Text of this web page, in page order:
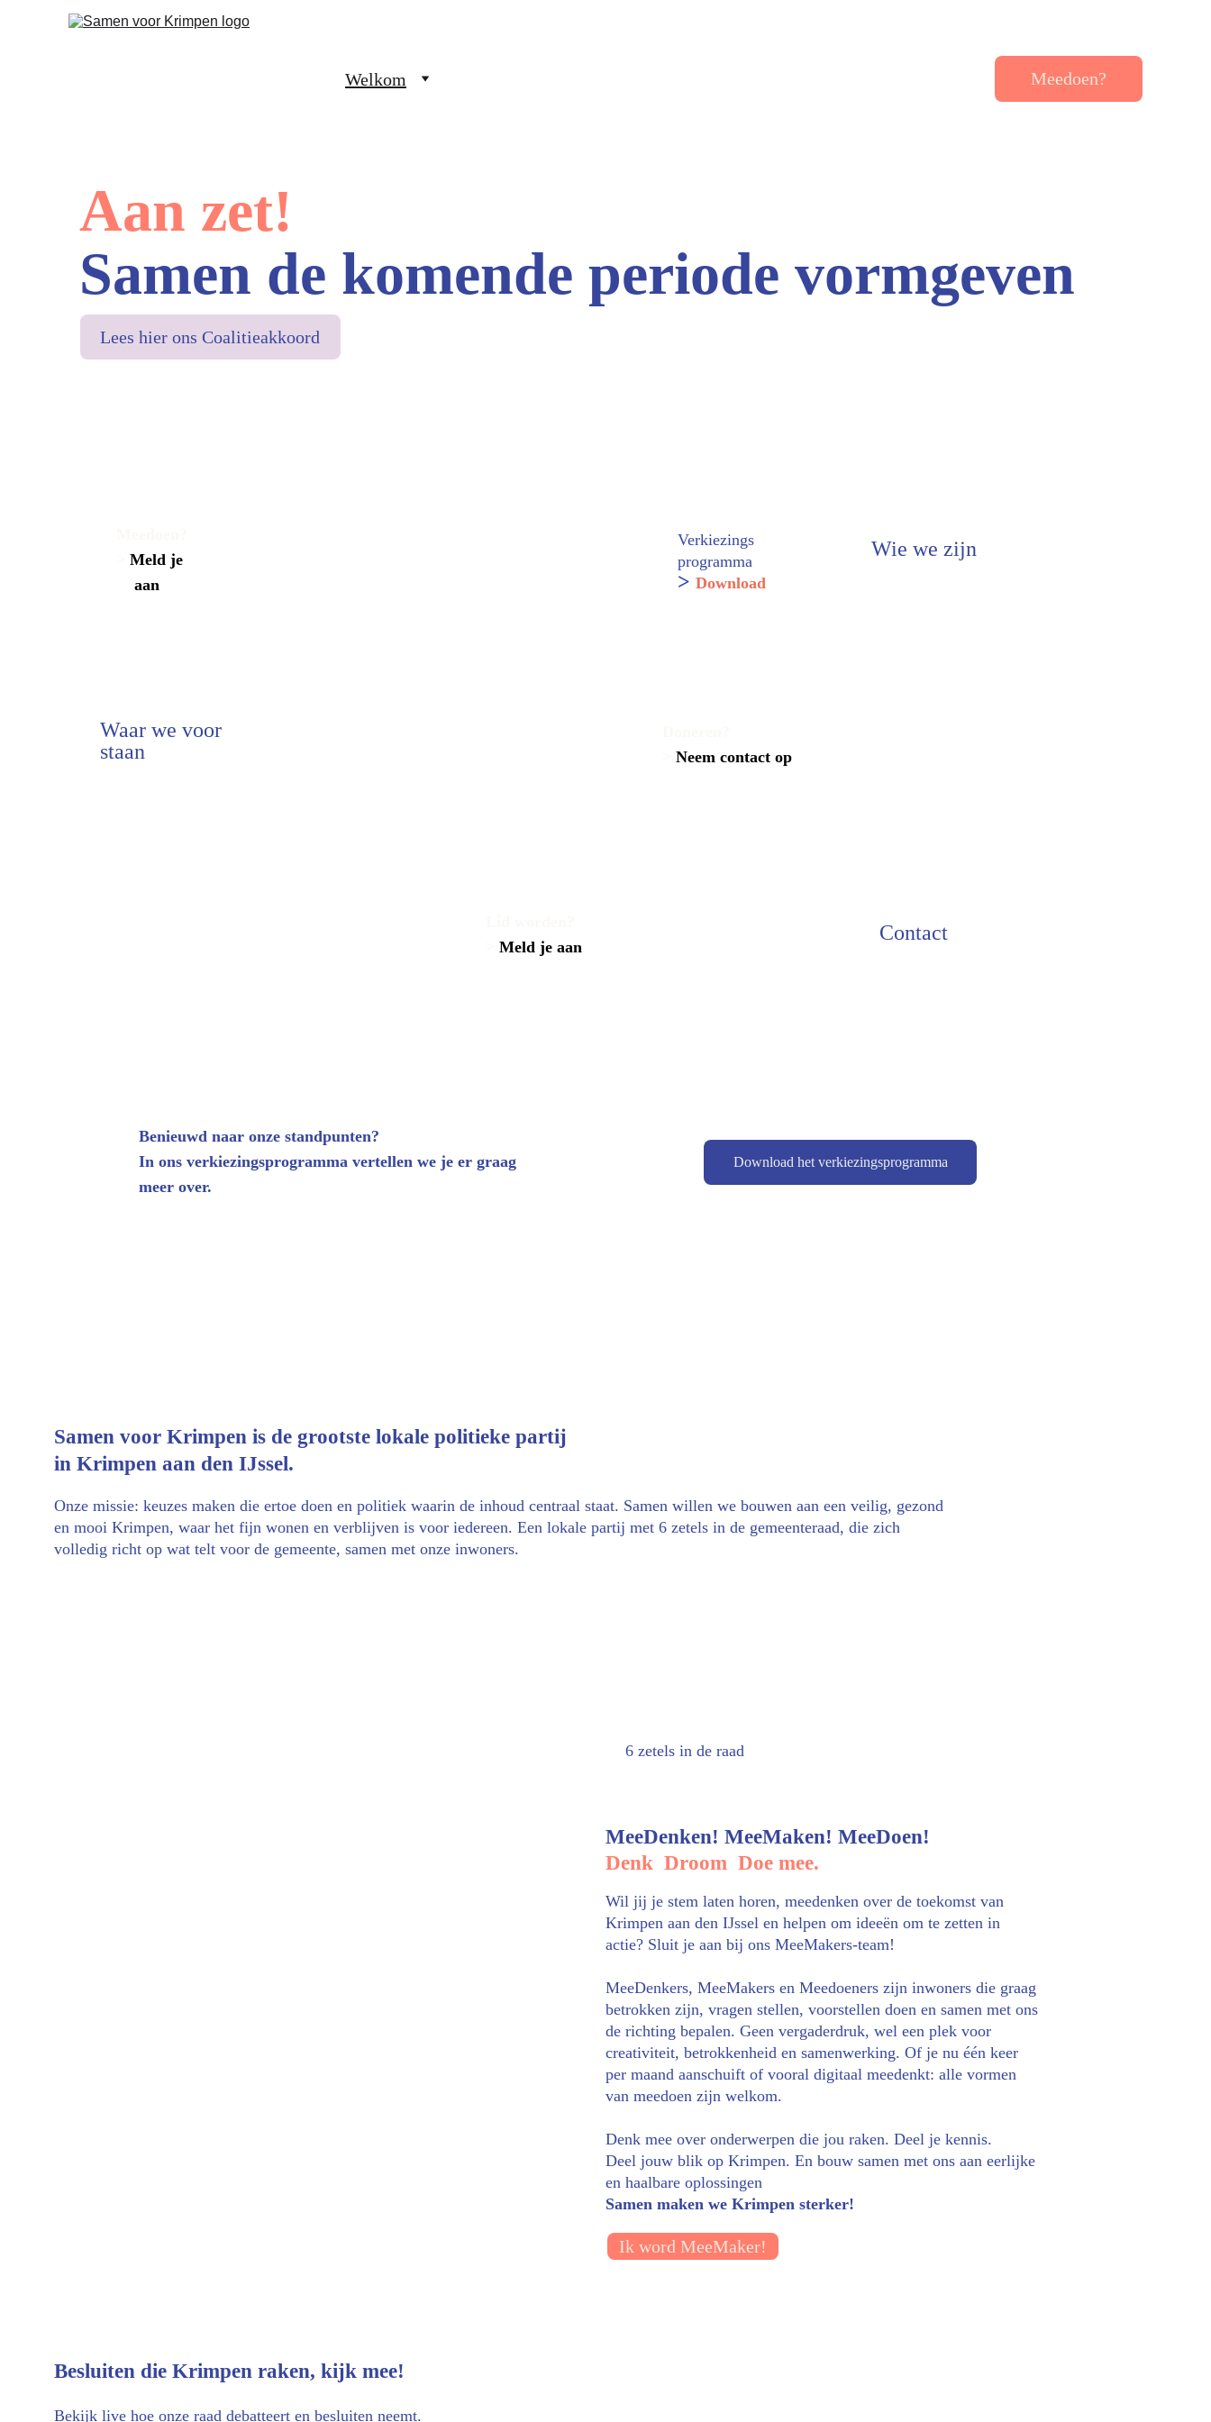
Welkom Meedoen?
Lees hier ons Coalitieakkoord
Samen de komende periode vormgeven
Aan zet!
Meld je
aan
Neem contact op
Meld je aan
Wie we zijn
Waar we voor
staan
Contact
Verkiezings
programma
> Download
Benieuwd naar onze standpunten?
In ons verkiezingsprogramma vertellen we je er graag
meer over.
Download het verkiezingsprogramma
Samen voor Krimpen is de grootste lokale politieke partij
in Krimpen aan den IJssel.
Onze missie: keuzes maken die ertoe doen en politiek waarin de inhoud centraal staat. Samen willen we bouwen aan een veilig, gezond
en mooi Krimpen, waar het fijn wonen en verblijven is voor iedereen. Een lokale partij met 6 zetels in de gemeenteraad, die zich
volledig richt op wat telt voor de gemeente, samen met onze inwoners.
6 zetels in de raad
MeeDenken! MeeMaken! MeeDoen!
Denk  Droom  Doe mee.
Wil jij je stem laten horen, meedenken over de toekomst van
Krimpen aan den IJssel en helpen om ideeën om te zetten in
actie? Sluit je aan bij ons MeeMakers-team!
MeeDenkers, MeeMakers en Meedoeners zijn inwoners die graag
betrokken zijn, vragen stellen, voorstellen doen en samen met ons
de richting bepalen. Geen vergaderdruk, wel een plek voor
creativiteit, betrokkenheid en samenwerking. Of je nu één keer
per maand aanschuift of vooral digitaal meedenkt: alle vormen
van meedoen zijn welkom.
Denk mee over onderwerpen die jou raken. Deel je kennis.
Deel jouw blik op Krimpen. En bouw samen met ons aan eerlijke
en haalbare oplossingen
Samen maken we Krimpen sterker!
Ik word MeeMaker!
Besluiten die Krimpen raken, kijk mee!
Bekijk live hoe onze raad debatteert en besluiten neemt.